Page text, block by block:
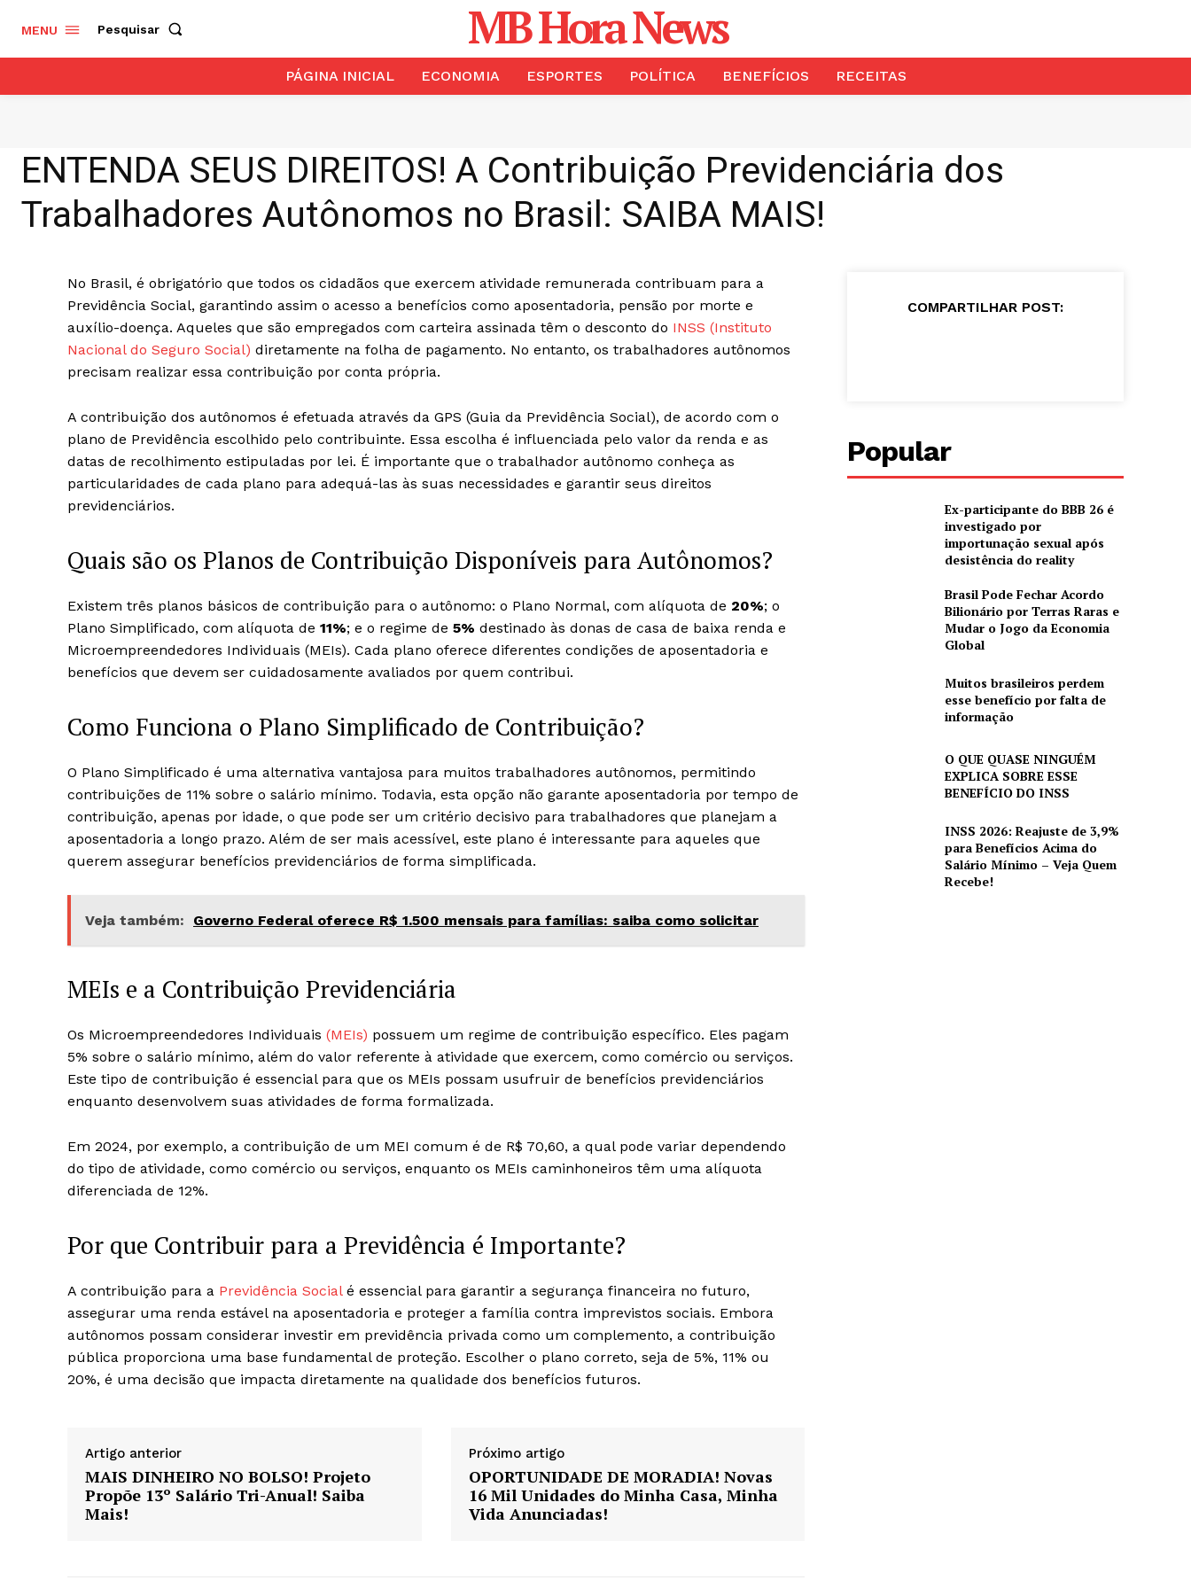
MENU Pesquisar MB Hora News
PÁGINA INICIAL ECONOMIA ESPORTES POLÍTICA BENEFÍCIOS RECEITAS
ENTENDA SEUS DIREITOS! A Contribuição Previdenciária dos
Trabalhadores Autônomos no Brasil: SAIBA MAIS!
No Brasil, é obrigatório que todos os cidadãos que exercem atividade remunerada contribuam para a
Previdência Social, garantindo assim o acesso a benefícios como aposentadoria, pensão por morte e
auxílio-doença. Aqueles que são empregados com carteira assinada têm o desconto do INSS (Instituto
Nacional do Seguro Social) diretamente na folha de pagamento. No entanto, os trabalhadores autônomos
precisam realizar essa contribuição por conta própria.
A contribuição dos autônomos é efetuada através da GPS (Guia da Previdência Social), de acordo com o
plano de Previdência escolhido pelo contribuinte. Essa escolha é influenciada pelo valor da renda e as
datas de recolhimento estipuladas por lei. É importante que o trabalhador autônomo conheça as
particularidades de cada plano para adequá-las às suas necessidades e garantir seus direitos
previdenciários.
Quais são os Planos de Contribuição Disponíveis para Autônomos?
Existem três planos básicos de contribuição para o autônomo: o Plano Normal, com alíquota de 20%; o
Plano Simplificado, com alíquota de 11%; e o regime de 5% destinado às donas de casa de baixa renda e
Microempreendedores Individuais (MEIs). Cada plano oferece diferentes condições de aposentadoria e
benefícios que devem ser cuidadosamente avaliados por quem contribui.
Como Funciona o Plano Simplificado de Contribuição?
O Plano Simplificado é uma alternativa vantajosa para muitos trabalhadores autônomos, permitindo
contribuições de 11% sobre o salário mínimo. Todavia, esta opção não garante aposentadoria por tempo de
contribuição, apenas por idade, o que pode ser um critério decisivo para trabalhadores que planejam a
aposentadoria a longo prazo. Além de ser mais acessível, este plano é interessante para aqueles que
querem assegurar benefícios previdenciários de forma simplificada.
Veja também: Governo Federal oferece R$ 1.500 mensais para famílias: saiba como solicitar
MEIs e a Contribuição Previdenciária
Os Microempreendedores Individuais (MEIs) possuem um regime de contribuição específico. Eles pagam
5% sobre o salário mínimo, além do valor referente à atividade que exercem, como comércio ou serviços.
Este tipo de contribuição é essencial para que os MEIs possam usufruir de benefícios previdenciários
enquanto desenvolvem suas atividades de forma formalizada.
Em 2024, por exemplo, a contribuição de um MEI comum é de R$ 70,60, a qual pode variar dependendo
do tipo de atividade, como comércio ou serviços, enquanto os MEIs caminhoneiros têm uma alíquota
diferenciada de 12%.
Por que Contribuir para a Previdência é Importante?
A contribuição para a Previdência Social é essencial para garantir a segurança financeira no futuro,
assegurar uma renda estável na aposentadoria e proteger a família contra imprevistos sociais. Embora
autônomos possam considerar investir em previdência privada como um complemento, a contribuição
pública proporciona uma base fundamental de proteção. Escolher o plano correto, seja de 5%, 11% ou
20%, é uma decisão que impacta diretamente na qualidade dos benefícios futuros.
Artigo anterior
MAIS DINHEIRO NO BOLSO! Projeto
Propõe 13º Salário Tri-Anual! Saiba
Mais!
Próximo artigo
OPORTUNIDADE DE MORADIA! Novas
16 Mil Unidades do Minha Casa, Minha
Vida Anunciadas!
COMPARTILHAR POST:
Popular
Ex-participante do BBB 26 é
investigado por
importunação sexual após
desistência do reality
Brasil Pode Fechar Acordo
Bilionário por Terras Raras e
Mudar o Jogo da Economia
Global
Muitos brasileiros perdem
esse benefício por falta de
informação
O QUE QUASE NINGUÉM
EXPLICA SOBRE ESSE
BENEFÍCIO DO INSS
INSS 2026: Reajuste de 3,9%
para Benefícios Acima do
Salário Mínimo – Veja Quem
Recebe!